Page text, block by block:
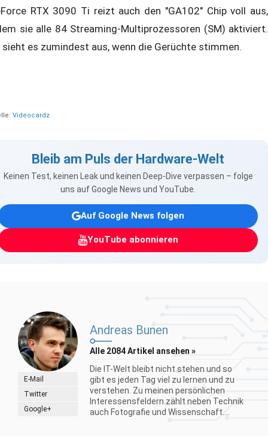
RTX 3090 Ti reizt auch den "GA102" Chip voll aus,
sie alle 84 Streaming-Multiprozessoren (SM) aktiviert.
sieht es zumindest aus, wenn die Gerüchte stimmen.
Videocardz
Bleib am Puls der Hardware-Welt
Keinen Test, keinen Leak und keinen Deep-Dive verpassen – folge
uns auf Google News und YouTube.
Auf Google News folgen
YouTube abonnieren
E-Mail
Twitter
Google+
Andreas Bunen
Alle 2084 Artikel ansehen »
Die IT-Welt bleibt nicht stehen und so
gibt es jeden Tag viel zu lernen und zu
verstehen. Zu meinen persönlichen
Interessensfeldern zählt neben Technik
auch Fotografie und Wissenschaft....